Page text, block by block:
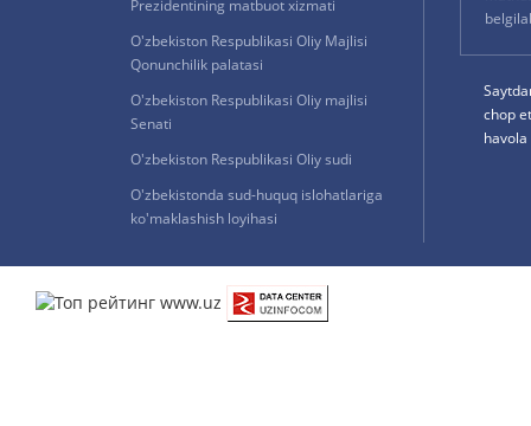
Prezidentining matbuot xizmati
O'zbekiston Respublikasi Oliy Majlisi
Qonunchilik palatasi
O'zbekiston Respublikasi Oliy majlisi
Senati
O'zbekiston Respublikasi Oliy sudi
O'zbekistonda sud-huquq islohatlariga
ko'maklashish loyihasi
chop